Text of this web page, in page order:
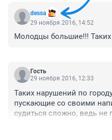
dessa
29 ноября 2016, 14:52
Молодцы большие!!!
Гость
29 ноября 2016, 12:33
Таких нарушений по
пускающие со своими
судиться сложно, ведь не